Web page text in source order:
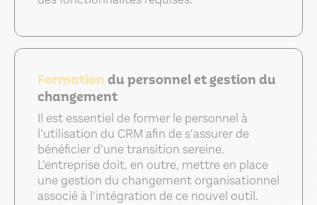
Formationdu personnel et gestion du
changement
Il est essentiel de former le personnel à
l’utilisation du CRM afin de s’assurer de
bénéficier d’une transition sereine.
L’entreprise doit, en outre, mettre en place
une gestion du changement organisationnel
associé à l’intégration de ce nouvel outil.